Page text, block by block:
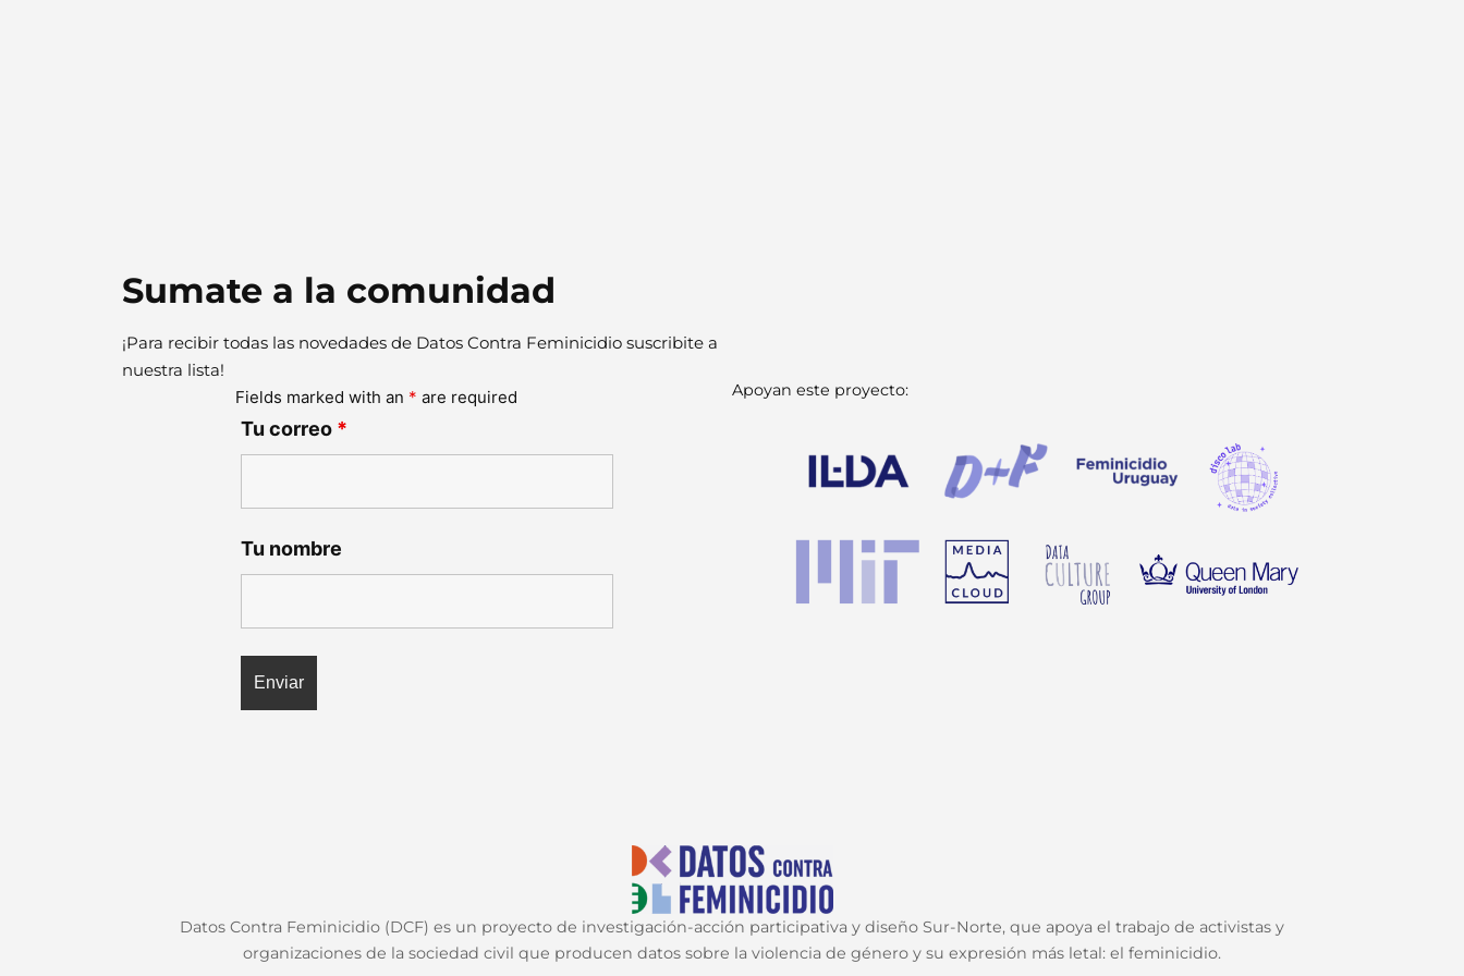
Sumate a la comunidad
¡Para recibir todas las novedades de Datos Contra Feminicidio suscribite a
nuestra lista!
Fields marked with an * are required
Tu correo *
Tu nombre
Apoyan este proyecto:
Datos Contra Feminicidio (DCF) es un proyecto de investigación-acción participativa y diseño Sur-Norte, que apoya el trabajo de activistas y
organizaciones de la sociedad civil que producen datos sobre la violencia de género y su expresión más letal: el feminicidio.